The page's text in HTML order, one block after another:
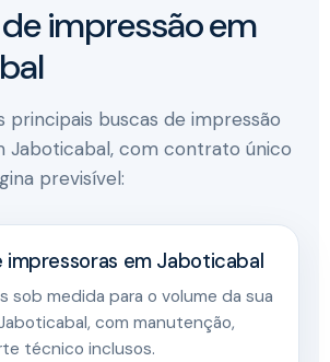
impressão em
principais buscas de impressão
Jaboticabal, com contrato único
previsível:
impressoras em Jaboticabal
sob medida para o volume da sua
com manutenção,
técnico inclusos.